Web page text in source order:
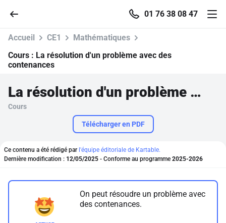
01 76 38 08 47
Parcourir
S'inscrire gratuitement
Accueil CE1
Mathématiques
Cours : La résolution d'un problème avec des
contenances
La résolution d'un problème avec des contenances
Cours
Télécharger en PDF
Ce contenu a été rédigé par l'équipe éditoriale de Kartable.
Dernière modification : 12/05/2025 - Conforme au programme 2025-2026
On peut résoudre un problème avec
des contenances.